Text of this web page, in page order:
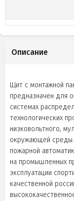
Описание
Щит с монтажной
предназначен для
системах
технологических
низковольтного,
окружающей среды.
пожарной
на промышленных
эксплуатации
качественной